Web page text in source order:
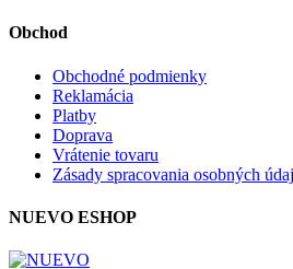
Obchod
Obchodné podmienky
Reklamácia
Platby
Doprava
Vrátenie tovaru
Zásady spracovania osobných
NUEVO ESHOP